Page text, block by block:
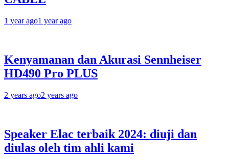
1 year ago1 year ago
Kenyamanan dan Akurasi Sennheiser
HD490 Pro PLUS
2 years ago2 years ago
Speaker Elac terbaik 2024: diuji dan
diulas oleh tim ahli kami